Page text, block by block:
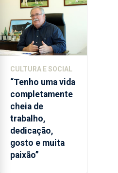
lapas
2022
e
2026.
ilha
das
Flores
apresenta
um
“decréscimo
significativo”
da
CULTURA E SOCIAL
“Tenho uma vida
completamente
cheia de
trabalho,
dedicação,
gosto e muita
paixão”